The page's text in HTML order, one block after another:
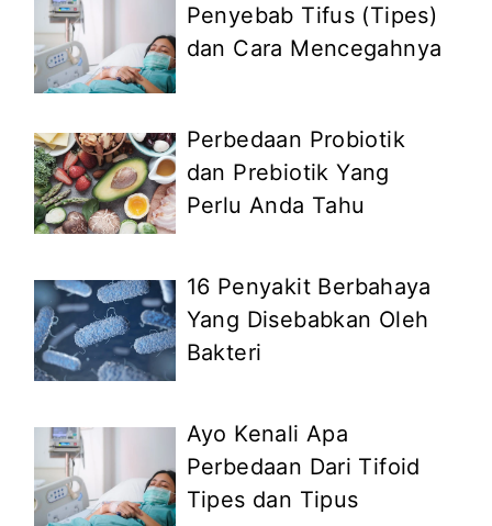
Penyebab Tifus (Tipes)
dan Cara Mencegahnya
Perbedaan Probiotik
dan Prebiotik Yang
Perlu Anda Tahu
16 Penyakit Berbahaya
Yang Disebabkan Oleh
Bakteri
Ayo Kenali Apa
Perbedaan Dari Tifoid
Tipes dan Tipus